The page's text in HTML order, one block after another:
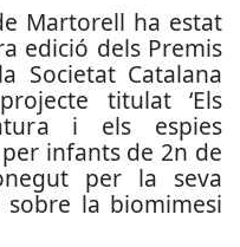
Martorell ha estat
edició dels Premis
Societat Catalana
titulat ‘Els
i els espies
infants de 2n de
per la seva
sobre la biomimesi